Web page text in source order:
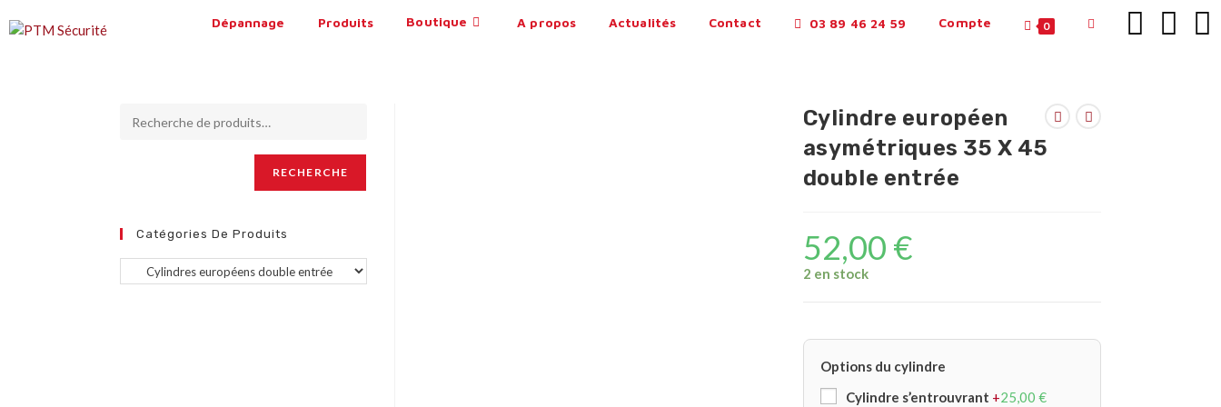
Dépannage Produits Boutique A propos Actualités Contact 03 89 46 24 59 Compte 0
Cylindre européen
asymétriques 35 X 45
double entrée
52,00 €
2 en stock
Options du cylindre
Cylindre s’entrouvrant +25,00 €
RECHERCHE
Catégories De Produits